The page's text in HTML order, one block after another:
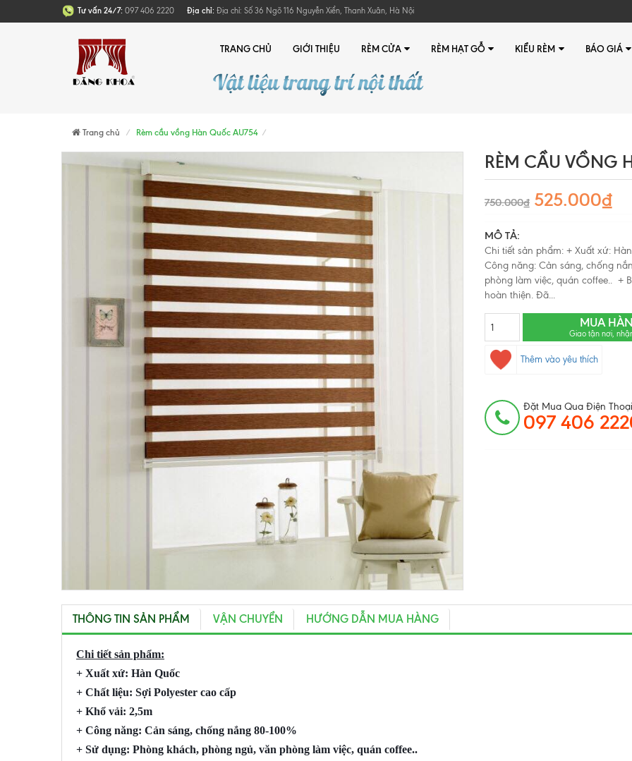
Tư vấn 24/7: 097 406 2220 Địa chỉ: Địa chỉ: Số 36 Ngõ 116 Nguyễn Xiển, Thanh Xuân, Hà Nội
TRANG CHỦ GIỚI THIỆU RÈM CỬA RÈM HẠT GỖ KIỂU RÈM BÁO GIÁ
Trang chủ Rèm cầu vồng Hàn Quốc AU754
RÈM CẦU VỒNG
750.000₫ 525.000₫
MÔ TẢ:
Chi tiết sản phẩm: + Xuất xứ:
Công năng: Cản sáng, chống
phòng làm việc, quán coffee.. +
hoàn thiện. Đã...
MUA
Giao tận nơi,
Thêm vào yêu thích
Đặt Mua Qua Điện
097 406
THÔNG TIN SẢN PHẨM VẬN CHUYỂN HƯỚNG DẪN MUA HÀNG
Chi tiết sản phẩm:
+ Xuất xứ: Hàn Quốc
+ Chất liệu: Sợi Polyester cao cấp
+ Khổ vải: 2,5m
+ Công năng: Cản sáng, chống nắng 80-100%
+ Sử dụng: Phòng khách, phòng ngủ, văn phòng làm việc, quán coffee..